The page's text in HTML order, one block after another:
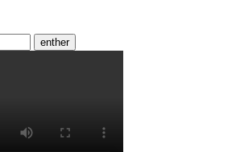
enther